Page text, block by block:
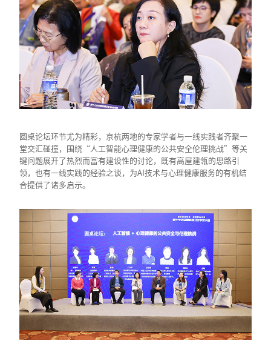
圆桌论坛环节尤为精彩，京杭两地的专家学者与一线实践者齐聚一
堂交汇碰撞，围绕“人工智能心理健康的公共安全伦理挑战”等关
键问题展开了热烈而富有建设性的讨论，既有高屋建瓴的思路引
领，也有一线实践的经验之谈，为AI技术与心理健康服务的有机结
合提供了诸多启示。